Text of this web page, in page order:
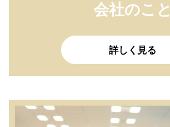
会社のこと
詳しく見る